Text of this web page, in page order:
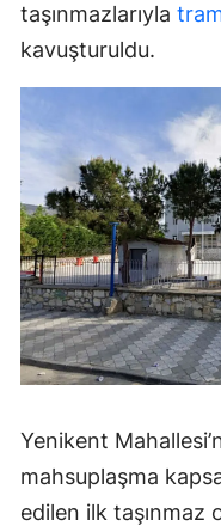
taşınmazlarıyla
kavuşturuldu.
Yenikent
mahsuplaşma
edilen ilk taşınmaz